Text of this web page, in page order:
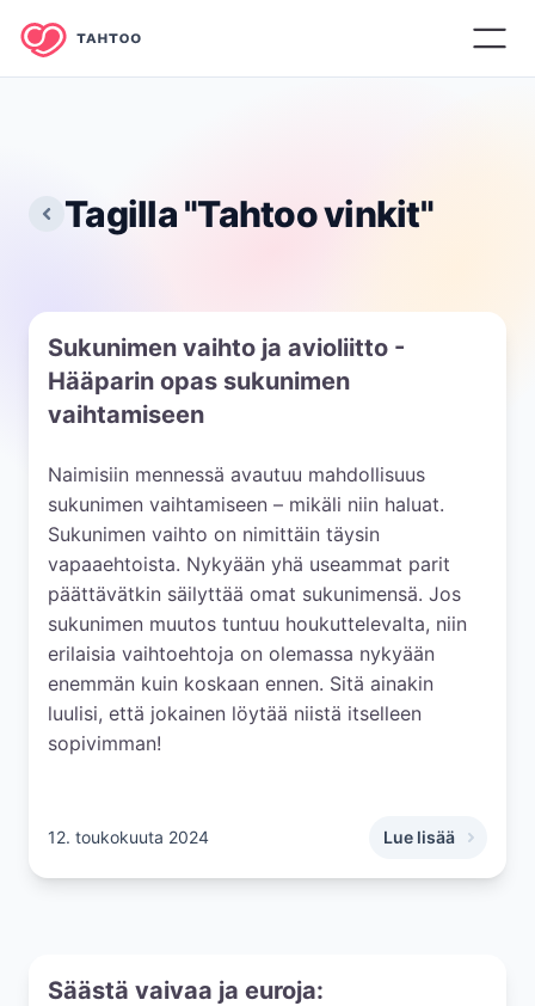
Tagilla "Tahtoo vinkit"
Sukunimen vaihto ja avioliitto -
Hääparin opas sukunimen
vaihtamiseen
Naimisiin mennessä avautuu mahdollisuus
sukunimen vaihtamiseen – mikäli niin haluat.
Sukunimen vaihto on nimittäin täysin
vapaaehtoista. Nykyään yhä useammat parit
päättävätkin säilyttää omat sukunimensä. Jos
sukunimen muutos tuntuu houkuttelevalta, niin
erilaisia vaihtoehtoja on olemassa nykyään
enemmän kuin koskaan ennen. Sitä ainakin
luulisi, että jokainen löytää niistä itselleen
sopivimman!
12. toukokuuta 2024 Lue lisää
,Sukunimen
Säästä vaivaa ja euroja: